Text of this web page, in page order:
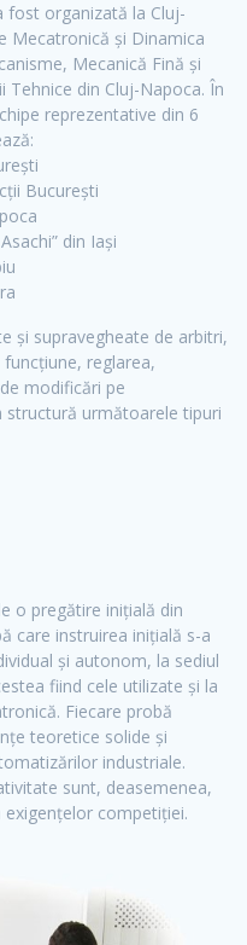
fost organizată la Cluj-
Mecatronică și Dinamica
Mecanică Fină și
Tehnice din Cluj-Napoca. În
reprezentative din 6
București
din Iași
și supravegheate de arbitri,
reglarea,
modificări pe
structură următoarele tipuri
o pregătire inițială din
care instruirea inițială s-a
și autonom, la sediul
fiind cele utilizate și la
Fiecare probă
teoretice solide și
industriale.
sunt, deasemenea,
competiției.